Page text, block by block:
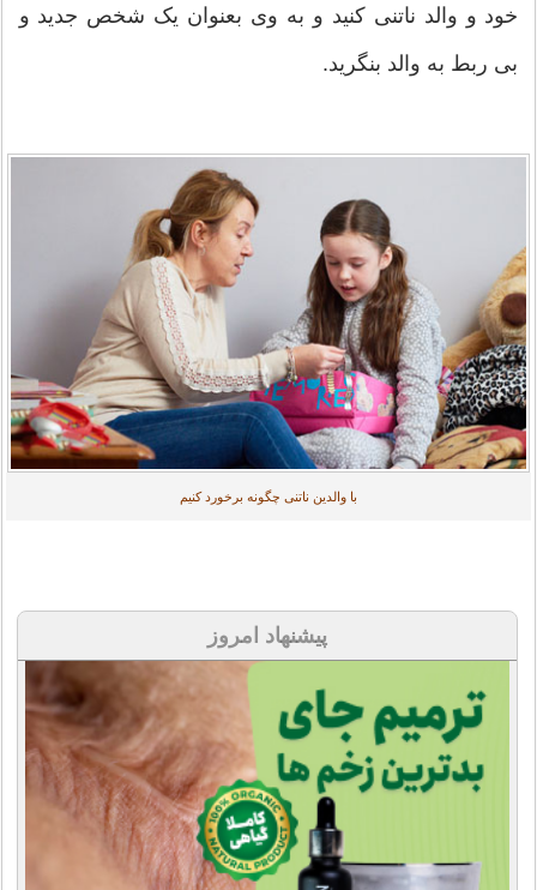
خود و والد ناتنی کنید و به وی بعنوان یک شخص جدید و
بی ربط به والد بنگرید.
با والدین ناتنی چگونه برخورد کنیم
پیشنهاد امروز